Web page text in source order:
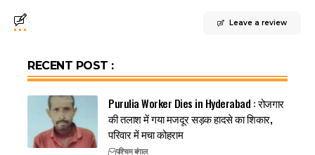
Leave a review
RECENT POST :
Purulia Worker Dies in Hyderabad : रोजगार
की तलाश में गया मजदूर सड़क हादसे का शिकार,
परिवार में मचा कोहराम
पश्चिम बंगाल